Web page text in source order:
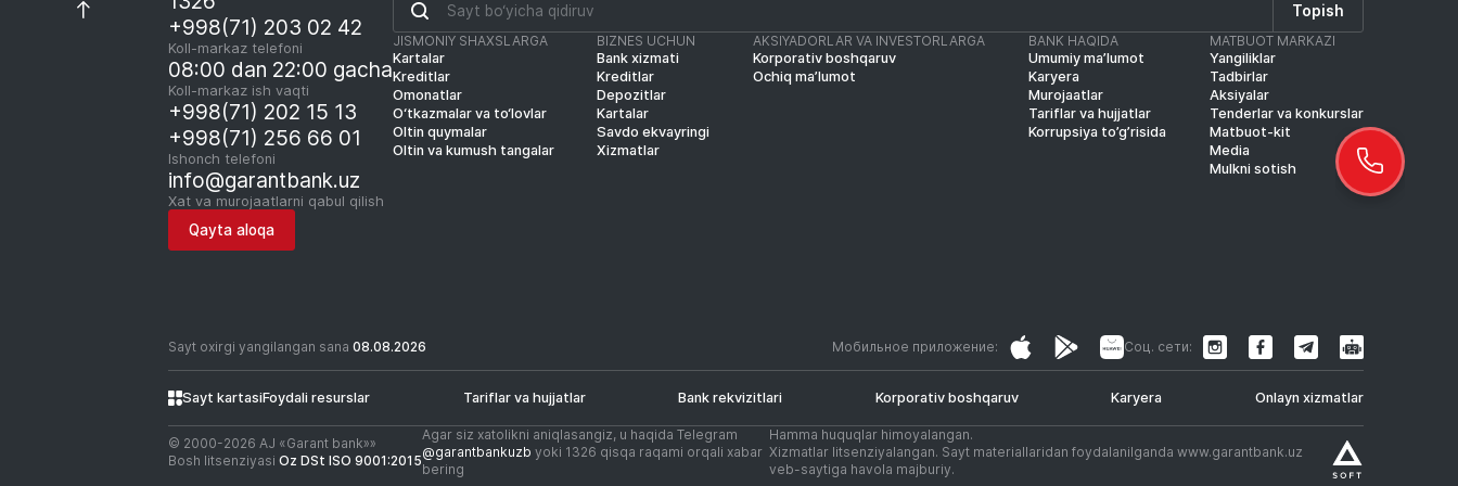
+998(71) 203 02 42
Koll-markaz telefoni
08:00 dan 22:00 gacha
Koll-markaz ish vaqti
+998(71) 202 15 13
+998(71) 256 66 01
Ishonch telefoni
info@garantbank.uz
Xat va murojaatlarni qabul qilish
Qayta aloqa
Topish
JISMONIY SHAXSLARGA
Kartalar
Kreditlar
Omonatlar
O‘tkazmalar va to‘lovlar
Oltin quymalar
Oltin va kumush tangalar
BIZNES UCHUN
Bank xizmati
Kreditlar
Depozitlar
Kartalar
Savdo ekvayringi
Xizmatlar
AKSIYADORLAR VA INVESTORLARGA
Korporativ boshqaruv
Ochiq ma’lumot
BANK HAQIDA
Umumiy ma’lumot
Karyera
Murojaatlar
Tariflar va hujjatlar
Korrupsiya to’g’risida
MATBUOT MARKAZI
Yangiliklar
Tadbirlar
Aksiyalar
Tenderlar va konkurslar
Matbuot-kit
Media
Mulkni sotish
Sayt oxirgi yangilangan sana 08.08.2026 Мобильное приложение: Соц. сети:
Sayt kartasiFoydali resurslar Tariflar va hujjatlar Bank rekvizitlari Korporativ boshqaruv Karyera Onlayn xizmatlar
© 2000-2026 АJ «Garant bank»»
Bosh litsenziyasi Oz DSt ISO 9001:2015
Agar siz xatolikni aniqlasangiz, u haqida Telegram
@garantbankuzb yoki 1326 qisqa raqami orqali xabar
bering
Hamma huquqlar himoyalangan.
Xizmatlar litsenziyalangan. Sayt materiallaridan foydalanilganda www.garantbank.uz
veb-saytiga havola majburiy.